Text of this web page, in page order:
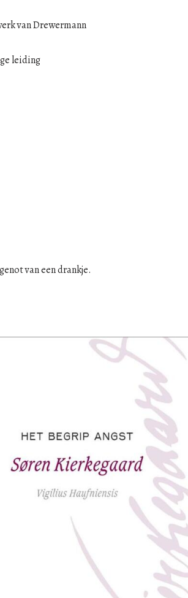
van Drewermann
leiding
van een drankje.